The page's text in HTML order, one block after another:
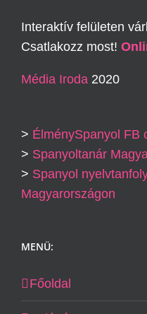
Interaktív felületen
Csatlakozz most!
Média Iroda 2020
> ÉlménySpanyol FB
> Spanyoltanár
> Spanyol
Magyarországon
MENÜ:
Főoldal